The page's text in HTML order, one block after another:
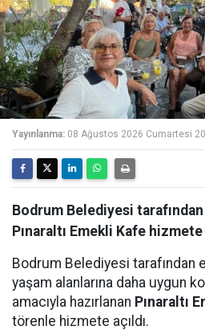
Yayınlanma: 08 Ağustos 2026 Cumartesi
Bodrum Belediyesi
Pınaraltı Emekli Kafe hizmete
Bodrum Belediyesi tarafından
yaşam alanlarına daha uygun
amacıyla hazırlanan Pınaraltı
törenle hizmete açıldı.